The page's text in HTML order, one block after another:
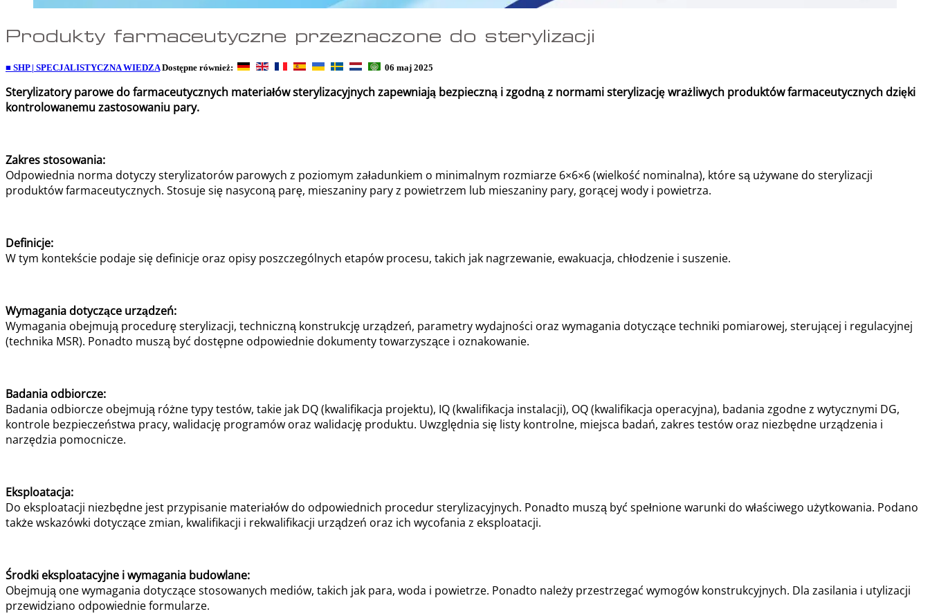
Produkty farmaceutyczne przeznaczone do sterylizacji
■ SHP | SPECJALISTYCZNA WIEDZA Dostępne również: 06 maj 2025
Sterylizatory parowe do farmaceutycznych materiałów sterylizacyjnych zapewniają bezpieczną i zgodną z normami sterylizację wrażliwych produktów farmaceutycznych dzięki
kontrolowanemu zastosowaniu pary.
Zakres stosowania:
Odpowiednia norma dotyczy sterylizatorów parowych z poziomym załadunkiem o minimalnym rozmiarze 6×6×6 (wielkość nominalna), które są używane do sterylizacji
produktów farmaceutycznych. Stosuje się nasyconą parę, mieszaniny pary z powietrzem lub mieszaniny pary, gorącej wody i powietrza.
Definicje:
W tym kontekście podaje się definicje oraz opisy poszczególnych etapów procesu, takich jak nagrzewanie, ewakuacja, chłodzenie i suszenie.
Wymagania dotyczące urządzeń:
Wymagania obejmują procedurę sterylizacji, techniczną konstrukcję urządzeń, parametry wydajności oraz wymagania dotyczące techniki pomiarowej, sterującej i regulacyjnej
(technika MSR). Ponadto muszą być dostępne odpowiednie dokumenty towarzyszące i oznakowanie.
Badania odbiorcze:
Badania odbiorcze obejmują różne typy testów, takie jak DQ (kwalifikacja projektu), IQ (kwalifikacja instalacji), OQ (kwalifikacja operacyjna), badania zgodne z wytycznymi DG,
kontrole bezpieczeństwa pracy, walidację programów oraz walidację produktu. Uwzględnia się listy kontrolne, miejsca badań, zakres testów oraz niezbędne urządzenia i
narzędzia pomocnicze.
Eksploatacja:
Do eksploatacji niezbędne jest przypisanie materiałów do odpowiednich procedur sterylizacyjnych. Ponadto muszą być spełnione warunki do właściwego użytkowania. Podano
także wskazówki dotyczące zmian, kwalifikacji i rekwalifikacji urządzeń oraz ich wycofania z eksploatacji.
Środki eksploatacyjne i wymagania budowlane:
Obejmują one wymagania dotyczące stosowanych mediów, takich jak para, woda i powietrze. Ponadto należy przestrzegać wymogów konstrukcyjnych. Dla zasilania i utylizacji
przewidziano odpowiednie formularze.